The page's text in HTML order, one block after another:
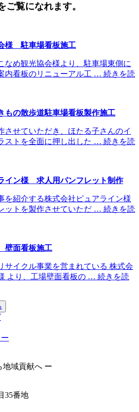
ご覧になれます。
様 駐車場看板施工
め観光協会様より、駐車場東側に
内看板のリニューアル工 … 続きを読
の散歩道駐車場看板製作施工
させていただき、ほたる子さんのイ
ストを全面に押し出した … 続きを読
イン様 求人用パンフレット制作
を紹介する株式会社ピュアライン様
ットを製作させていただ … 続きを読
壁面看板施工
サイクル事業を営まれている 株式会
より、工場壁面看板の … 続きを読
地域貢献へ ー
35番地